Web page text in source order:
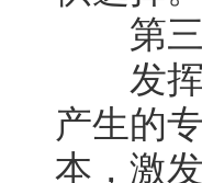
第三
发挥
产生的
本，激